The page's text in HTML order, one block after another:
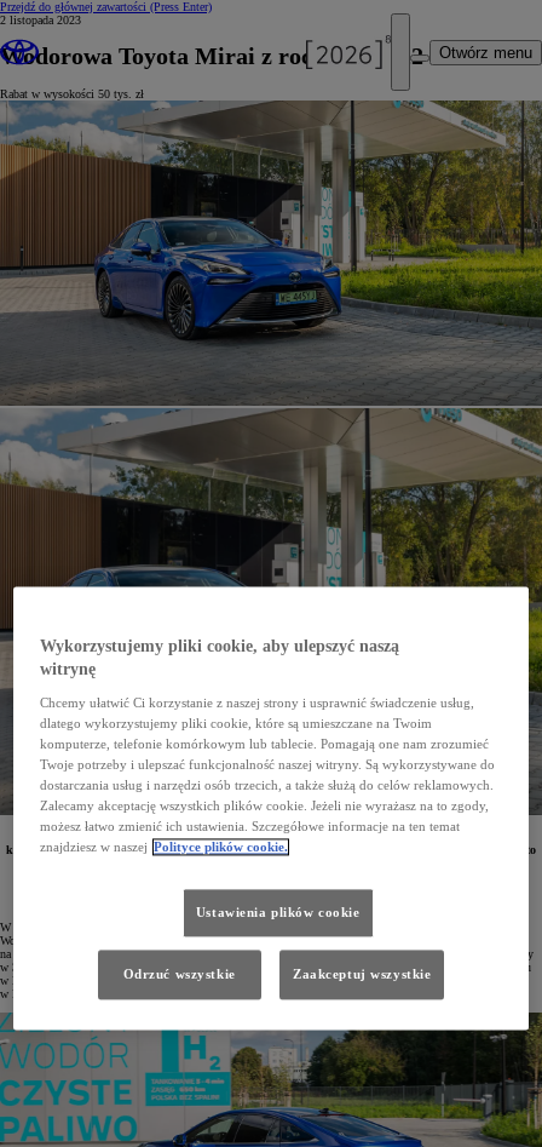
Przejdź do głównej zawartości (Press Enter)
Otwórz menu
2 listopada 2023
Wodorowa Toyota Mirai z rocznika 2022
Rabat w wysokości 50 tys. zł
Toyota przygotowała ofertę specjalną na model Mirai. Ostatnie egzemplarze bezemisyjnej limuzyny
klasy premium z rocznika 2022 w wersji Executive dostępne są już od 284 900 zł (lub od 2963 zł netto
W ostatnich latach infrastruktura do tankowania wodoru prężnie się rozwija, w tym również w Polsce.
Wodorową Toyotę Mirai – jedyne dostępne w naszym kraju auto osobowe z napędem elektrycznym
na wodorowe ogniwa paliwowe – można już zatankować w Warszawie i Rybniku. Samochód jest wyposażony
w 3 zbiorniki wodoru, których wypełnienie pod ciśnieniem 700 barów trwa 5 minut. Średnie zużycie wodoru
w Mirai wynosi 0,79–0,89 kg/100 km (wg WLTP). Oznacza to, że koszt przejechania 100 km tym autem
w Polsce wynosi od 54 zł*. Zasięg samochodu sięga 650 km.
Wykorzystujemy pliki cookie, aby ulepszyć naszą
witrynę
Chcemy ułatwić Ci korzystanie z naszej strony i usprawnić świadczenie usług,
dlatego wykorzystujemy pliki cookie, które są umieszczane na Twoim
komputerze, telefonie komórkowym lub tablecie. Pomagają one nam zrozumieć
Twoje potrzeby i ulepszać funkcjonalność naszej witryny. Są wykorzystywane do
dostarczania usług i narzędzi osób trzecich, a także służą do celów reklamowych.
Zalecamy akceptację wszystkich plików cookie. Jeżeli nie wyrażasz na to zgody,
możesz łatwo zmienić ich ustawienia. Szczegółowe informacje na ten temat
znajdziesz w naszej Polityce plików cookie.
Ustawienia plików cookie
Odrzuć wszystkie Zaakceptuj wszystkie